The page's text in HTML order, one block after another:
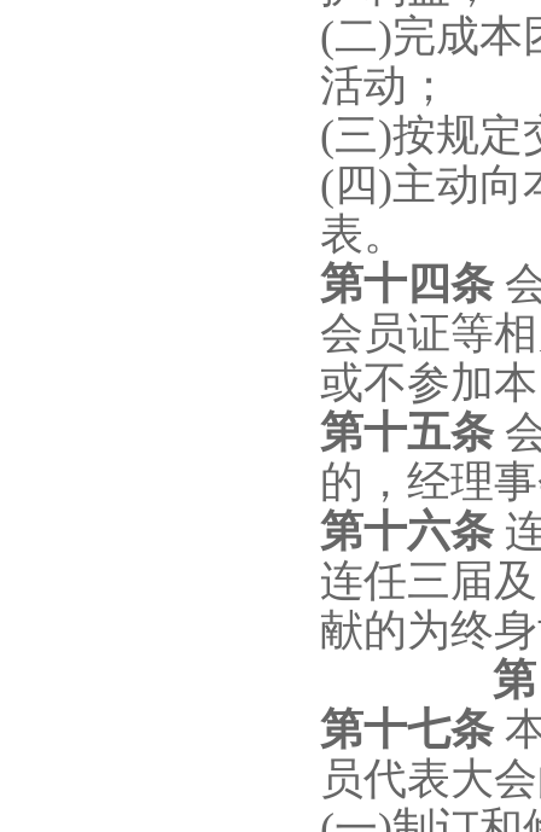
(二)完成本
活动；
(三)按规定
(四)主动向
表。
第十 四条
会员证等
或不参加
第十五条
的，经理
第十六条
连任三届
献的为终
第十七条
员代表大